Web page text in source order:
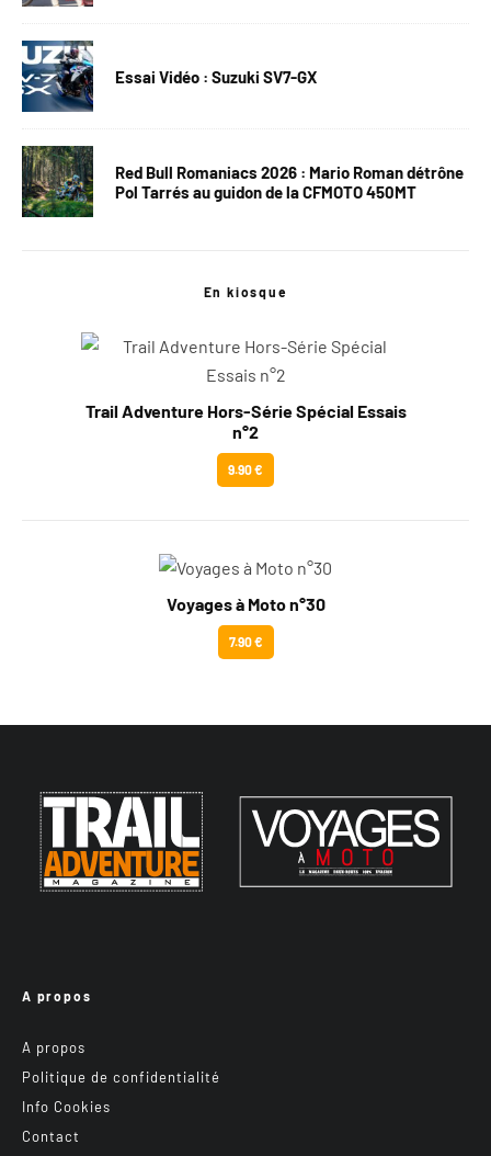
Essai Vidéo : Suzuki SV7-GX
Red Bull Romaniacs 2026 : Mario Roman détrône
Pol Tarrés au guidon de la CFMOTO 450MT
En kiosque
Trail Adventure Hors-Série Spécial Essais
n°2
9.90 €
Voyages à Moto n°30
7.90 €
A propos
A propos
Politique de confidentialité
Info Cookies
Contact